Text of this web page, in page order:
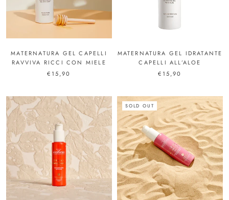
MATERNATURA GEL CAPELLI
RAVVIVA RICCI CON MIELE
€15,90
MATERNATURA GEL IDRATANTE
CAPELLI ALL’ALOE
€15,90
SOLD OUT